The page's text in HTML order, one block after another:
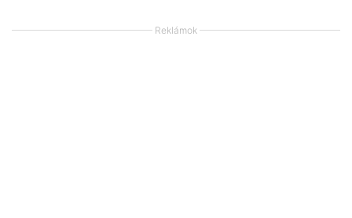
i
Reklámok